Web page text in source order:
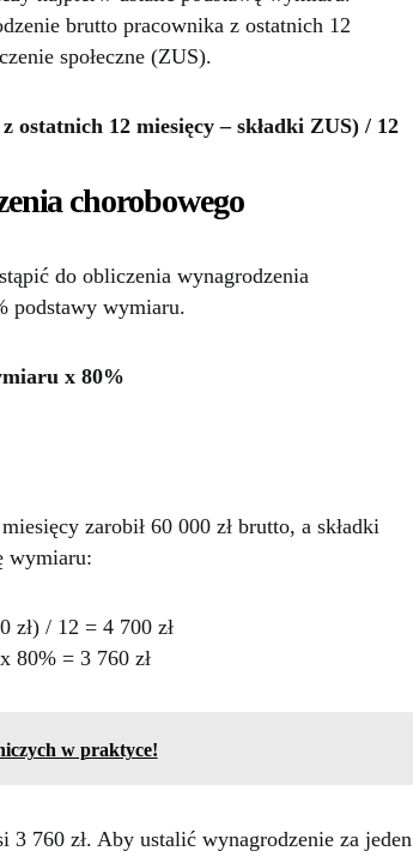
brutto pracownika z ostatnich 12
społeczne (ZUS).
ostatnich 12 miesięcy – składki ZUS) / 12
chorobowego
do obliczenia wynagrodzenia
podstawy wymiaru.
x 80%
zarobił 60 000 zł brutto, a składki
wymiaru:
zł) / 12 = 4 700 zł
80% = 3 760 zł
w praktyce!
3 760 zł. Aby ustalić wynagrodzenie za jeden